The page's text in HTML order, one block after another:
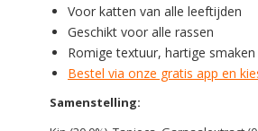
Voor katten van alle leeftijden
Geschikt voor alle rassen
Romige textuur, hartige smaken
Bestel via onze gratis app en
Samenstelling: